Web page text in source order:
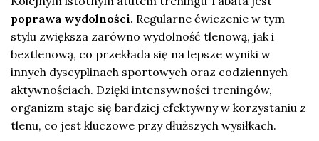
poprawa wydolności. Regularne ćwiczenie w tym
stylu zwiększa zarówno wydolność tlenową, jak i
beztlenową, co przekłada się na lepsze wyniki w
innych dyscyplinach sportowych oraz codziennych
aktywnościach. Dzięki intensywności treningów,
organizm staje się bardziej efektywny w korzystaniu z
tlenu, co jest kluczowe przy dłuższych wysiłkach.